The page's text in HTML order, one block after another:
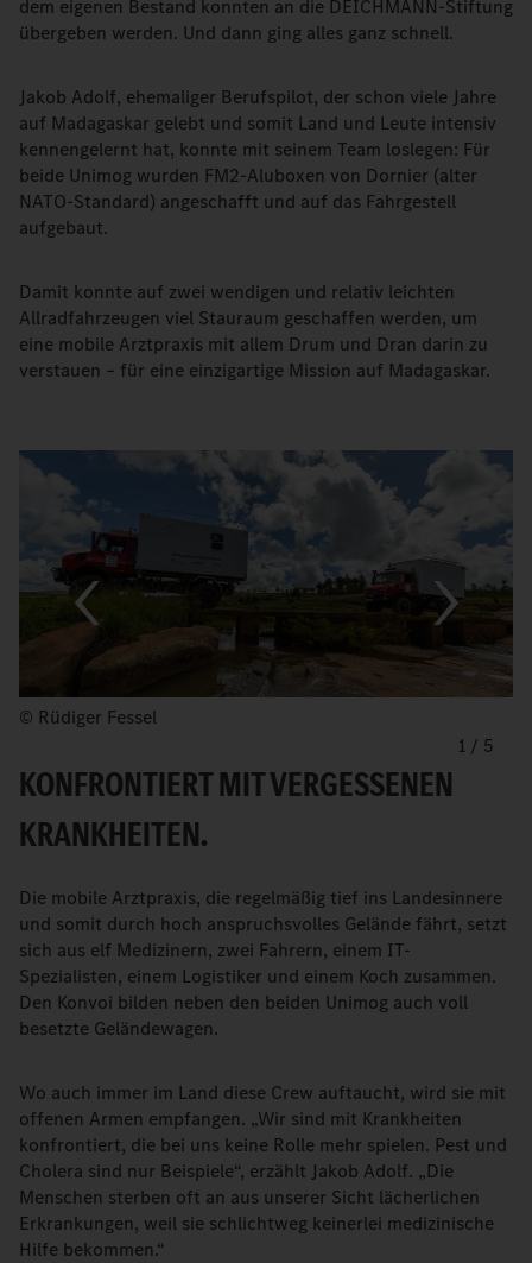
dem eigenen Bestand konnten an die DEICHMANN-Stiftung
übergeben werden. Und dann ging alles ganz schnell.
Jakob Adolf, ehemaliger Berufspilot, der schon viele Jahre
auf Madagaskar gelebt und somit Land und Leute intensiv
kennengelernt hat, konnte mit seinem Team loslegen: Für
beide Unimog wurden FM2-Aluboxen von Dornier (alter
NATO-Standard) angeschafft und auf das Fahrgestell
aufgebaut.
Damit konnte auf zwei wendigen und relativ leichten
Allradfahrzeugen viel Stauraum geschaffen werden, um
eine mobile Arztpraxis mit allem Drum und Dran darin zu
verstauen – für eine einzigartige Mission auf Madagaskar.
© Rüdiger Fessel
1 / 5
KONFRONTIERT MIT VERGESSENEN
KRANKHEITEN.
Die mobile Arztpraxis, die regelmäßig tief ins Landesinnere
und somit durch hoch anspruchsvolles Gelände fährt, setzt
sich aus elf Medizinern, zwei Fahrern, einem IT-
Spezialisten, einem Logistiker und einem Koch zusammen.
Den Konvoi bilden neben den beiden Unimog auch voll
besetzte Geländewagen.
Wo auch immer im Land diese Crew auftaucht, wird sie mit
offenen Armen empfangen. „Wir sind mit Krankheiten
konfrontiert, die bei uns keine Rolle mehr spielen. Pest und
Cholera sind nur Beispiele“, erzählt Jakob Adolf. „Die
Menschen sterben oft an aus unserer Sicht lächerlichen
Erkrankungen, weil sie schlichtweg keinerlei medizinische
Hilfe bekommen.“